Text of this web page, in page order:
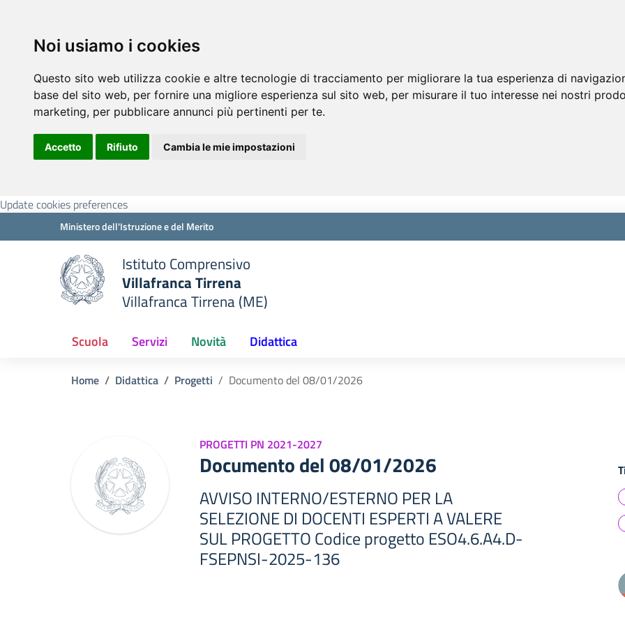
Noi usiamo i cookies
Questo sito web utilizza cookie e altre tecnologie di tracciamento per migliorare la tua esperienza di
base del sito web, per fornire una migliore esperienza sul sito web, per misurare il tuo interesse nei nostri
marketing, per pubblicare annunci più pertinenti per te.
Accetto Rifiuto Cambia le mie impostazioni
Update cookies preferences
Ministero dell'Istruzione e del Merito
Istituto Comprensivo
Villafranca Tirrena
Villafranca Tirrena (ME)
Scuola Servizi Novità Didattica
Home Didattica Progetti Documento del 08/01/2026
PROGETTI PN 2021-2027
Documento del 08/01/2026
AVVISO INTERNO/ESTERNO PER LA
SELEZIONE DI DOCENTI ESPERTI A VALERE
SUL PROGETTO Codice progetto ESO4.6.A4.D-
FSEPNSI-2025-136